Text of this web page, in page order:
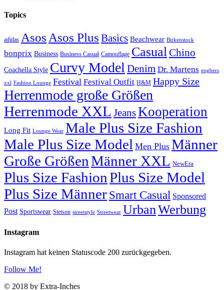
Topics
adidas Asos Asos Plus Basics Beachwear Birkenstock
bonprix Business Business Casual Camouflage CasualChino
Coachella Style Curvy ModelDenim Dr. Martens engbers
xxl Fashion Lounge Festival Festival Outfit H&M Happy Size
Herrenmode große Größen
Herrenmode XXL JeansKooperation
Long Fit Lounge Wear Male Plus Size Fashion
Male Plus Size Model Men Plus Männer
Große GrößenMänner XXL NewEra
Plus Size FashionPlus Size Model
Plus Size MännerSmart Casual Sponsored
Post Sportswear Stetson streetstyle Streetwear UrbanWerbung
Instagram
Instagram hat keinen Statuscode 200 zurückgegeben.
Follow Me!
© 2018 by Extra-Inches